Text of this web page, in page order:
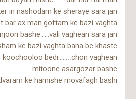
in nashodam ke sheraye sara jan
bar ax man goftam ke bazi vaghta
bashe……vali vaghean sara jan
ke bazi vaghta bana be khaste
bedi……..chon vaghean
mitoone asargozar bashe
ke hamishe movafagh bashi